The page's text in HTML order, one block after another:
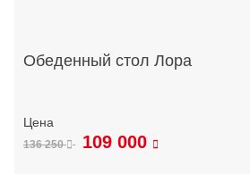
Обеденный стол Лора
136 250 109 000